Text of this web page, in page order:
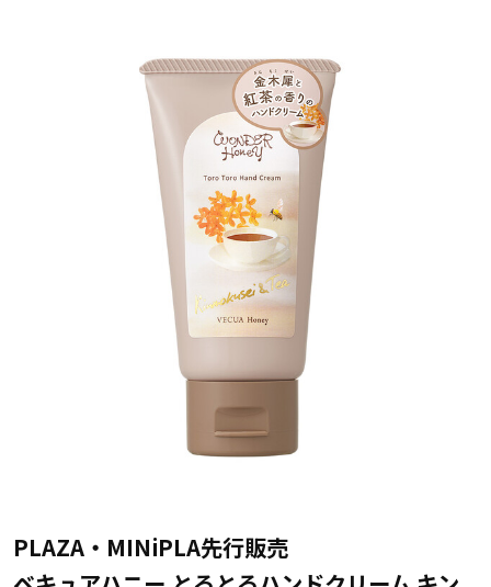
PLAZA・MINiPLA先行販売